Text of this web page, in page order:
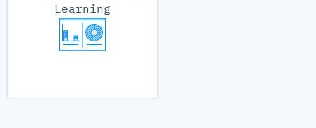
Learning